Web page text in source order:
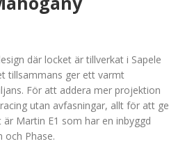
där locket är tillverkat i Sapele
tillsammans ger ett varmt
För att addera mer projektion
utan avfasningar, allt för att ge
Martin E1 som har en inbyggd
Phase.